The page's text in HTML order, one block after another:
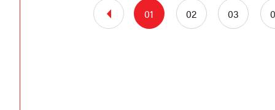
01 02 03